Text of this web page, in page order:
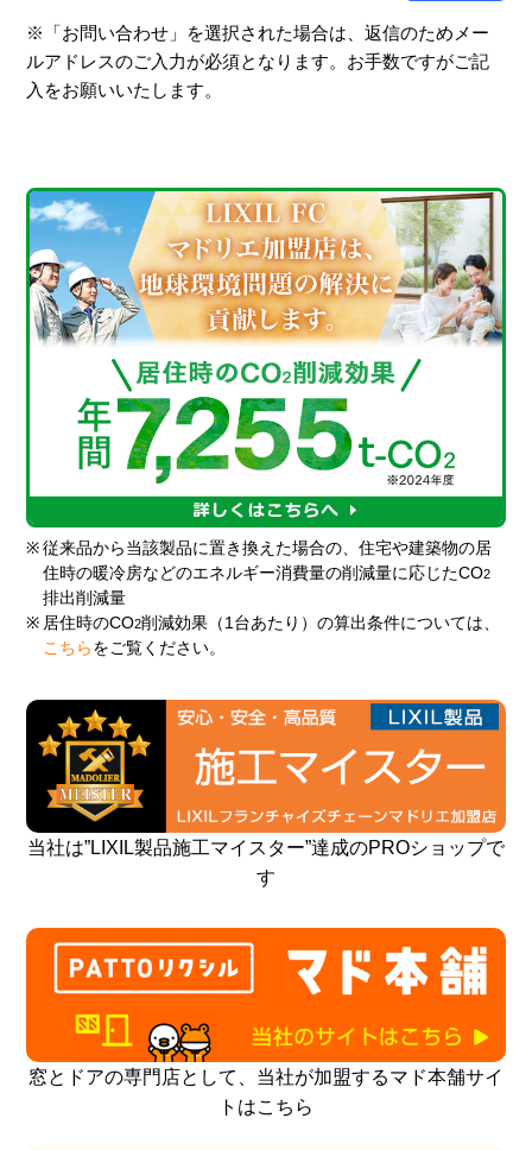
※「お問い合わせ」を選択された場合は、返信のためメー
ルアドレスのご入力が必須となります。お手数ですがご記
入をお願いいたします。
※ 従来品から当該製品に置き換えた場合の、住宅や建築物の居
住時の暖冷房などのエネルギー消費量の削減量に応じたCO2
排出削減量
※ 居住時のCO2削減効果（1台あたり）の算出条件については、
こちら をご覧ください。
当社は”LIXIL製品施工マイスター”達成のPROショップで
す
窓とドアの専門店として、当社が加盟するマド本舗サイ
トはこちら